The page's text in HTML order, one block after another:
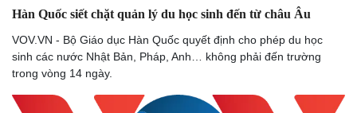
Hàn Quốc siết chặt quản lý du học sinh đến từ châu Âu
VOV.VN - Bộ Giáo dục Hàn Quốc quyết định cho phép du học
sinh các nước Nhật Bản, Pháp, Anh… không phải đến trường
trong vòng 14 ngày.